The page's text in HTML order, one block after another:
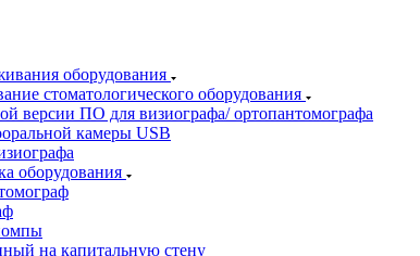
оборудования
стоматологического оборудования
версии ПО для визиографа/ ортопантомографа
камеры USB
оборудования
на капитальную стену